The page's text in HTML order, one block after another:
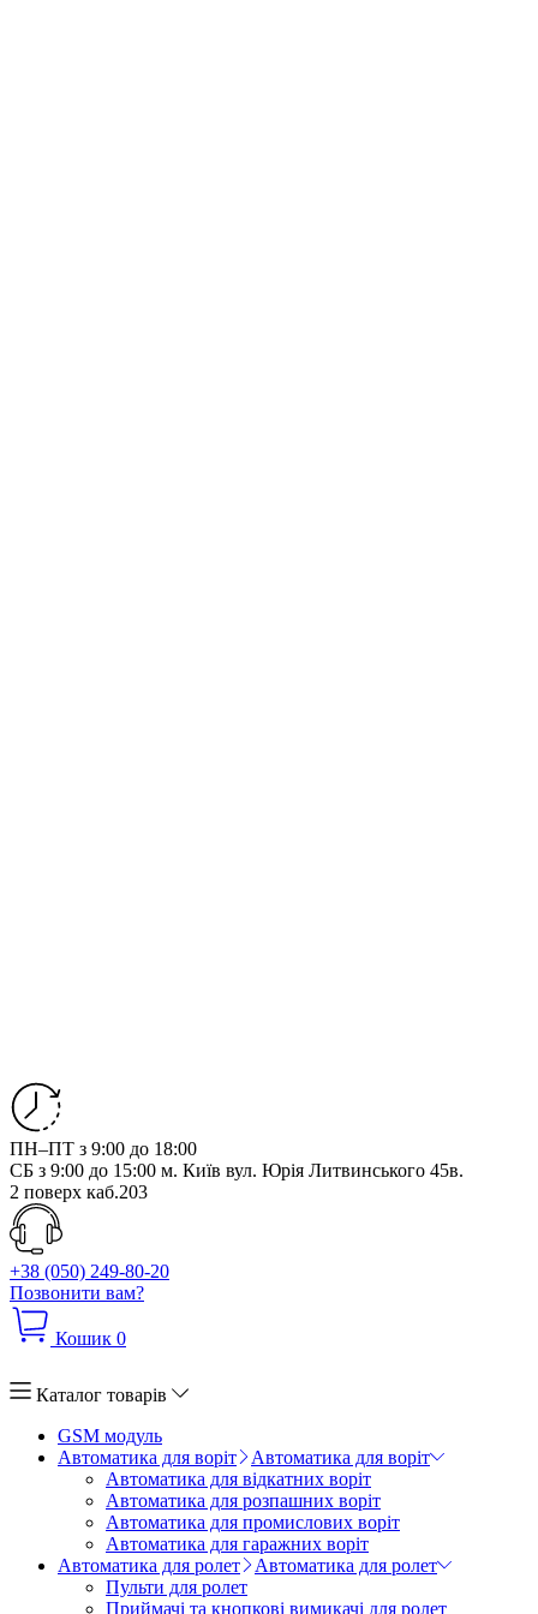
ПН–ПТ з 9:00 до 18:00
СБ з 9:00 до 15:00 м. Київ вул. Юрія Литвинського 45в.
2 поверх каб.203
+38 (050) 249-80-20
Позвонити вам?
Кошик 0
Каталог товарів
GSM модуль
Автоматика для воріт
Автоматика для воріт
Автоматика для відкатних воріт
Автоматика для розпашних воріт
Автоматика для промислових воріт
Автоматика для гаражних воріт
Автоматика для ролет
Автоматика для ролет
Пульти для ролет
Приймачі та кнопкові вимикачі для ролет